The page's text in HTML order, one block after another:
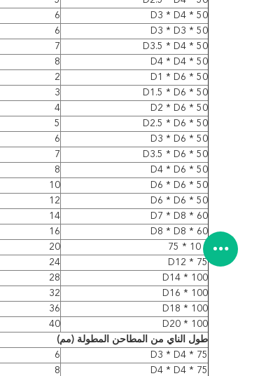
D3 * D4 * 50
6
D3 * D3 * 50
6
D3.5 * D4 * 50
7
D4 * D4 * 50
8
D1 * D6 * 50
2
D1.5 * D6 * 50
3
D2 * D6 * 50
4
D2.5 * D6 * 50
5
D3 * D6 * 50
6
D3.5 * D6 * 50
7
D4 * D6 * 50
8
D6 * D6 * 50
10
D6 * D6 * 50
12
D7 * D8 * 60
14
D8 * D8 * 60
16
د 10 * 75
20
D12 * 75
24
D14 * 100
28
D16 * 100
32
D18 * 100
36
D20 * 100
40
طول الناي من المطاحن المطولة (مم)
D3 * D4 * 75
6
D4 * D4 * 75
8